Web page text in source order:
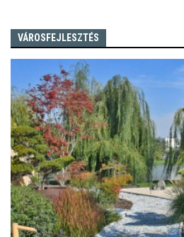
VÁROSFEJLESZTÉS